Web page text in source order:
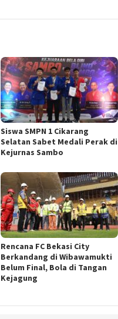
Siswa SMPN 1 Cikarang
Selatan Sabet Medali Perak di
Kejurnas Sambo
Rencana FC Bekasi City
Berkandang di Wibawamukti
Belum Final, Bola di Tangan
Kejagung